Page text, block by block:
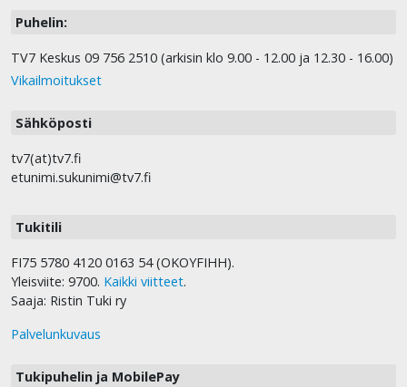
Puhelin:
TV7 Keskus 09 756 2510 (arkisin klo 9.00 - 12.00 ja 12.30 - 16.00)
Vikailmoitukset
Sähköposti
tv7(at)tv7.fi
etunimi.sukunimi@tv7.fi
Tukitili
FI75 5780 4120 0163 54 (OKOYFIHH).
Yleisviite: 9700. Kaikki viitteet.
Saaja: Ristin Tuki ry
Palvelunkuvaus
Tukipuhelin ja MobilePay